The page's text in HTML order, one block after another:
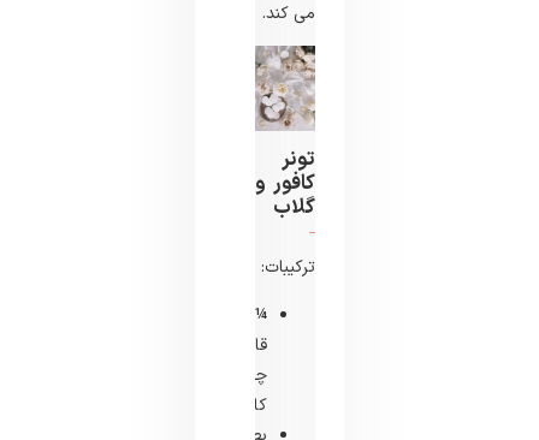
می ‌کند.
تونر
کافور و
گلاب
ترکیبات:
¼
قاشق
چایخوری
کافور